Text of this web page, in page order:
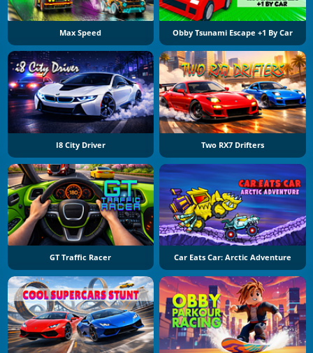
Max Speed Obby Tsunami Escape +1 By Car
I8 City Driver Two RX7 Drifters
GT Traffic Racer Car Eats Car: Arctic Adventure